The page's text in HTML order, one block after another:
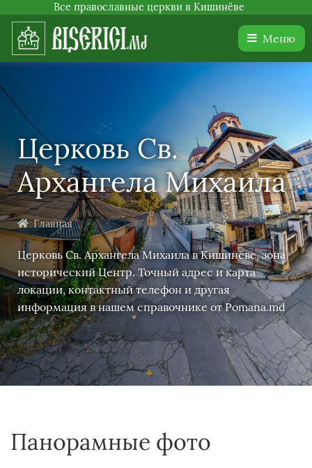
Все православные церкви в Кишинёве
Меню
Церковь Св.
Архангела Михаила
Главная
Церковь Св. Архангела Михаила в Кишинёве, зона
исторический Центр. Точный адрес и карта
локации, контактный телефон и другая
информация в нашем справочнике от Pomana.md
Панорамные фото